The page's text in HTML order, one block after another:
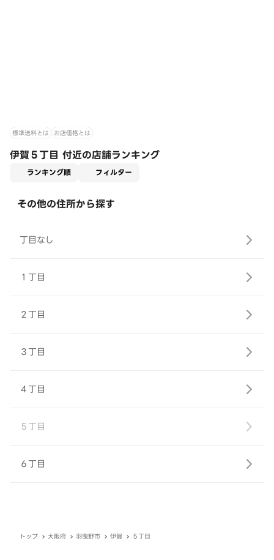
標準送料とは お店価格とは
伊賀５丁目 付近の店舗ランキング
ランキング順 フィルター
その他の住所から探す
丁目なし
１丁目
２丁目
３丁目
４丁目
５丁目
６丁目
トップ 大阪府 羽曳野市 伊賀 ５丁目